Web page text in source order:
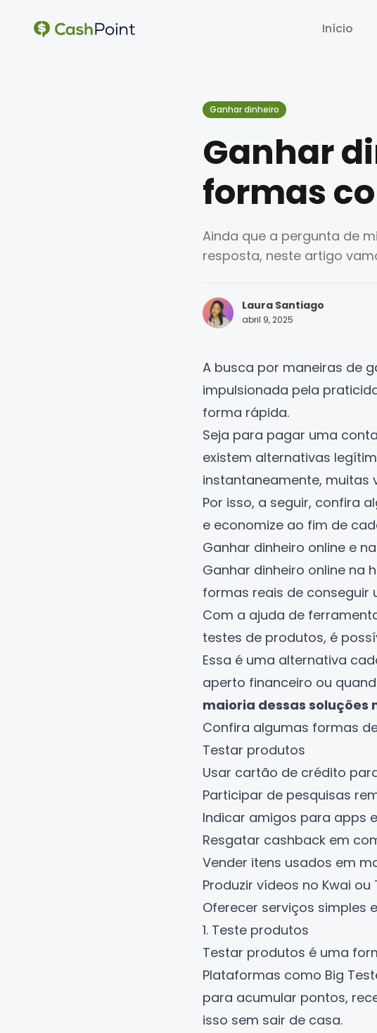
Início
Início
Ganhar dinheiro
Ganhar
formas
Ainda que a pergunta de
resposta, neste artigo
Laura Santiago
abril 9, 2025
A busca por maneiras de
impulsionada pela
forma rápida.
Seja para pagar uma
existem alternativas
instantaneamente, muitas
Por isso, a seguir, confira
e economize ao fim de
Ganhar dinheiro online e
Ganhar dinheiro online na
formas reais de conseguir
Com a ajuda de
testes de produtos, é
Essa é uma alternativa
aperto financeiro ou
maioria dessas soluções
Confira algumas formas
Testar produtos
Usar cartão de crédito
Participar de pesquisas
Indicar amigos para apps
Resgatar cashback em
Vender itens usados em
Produzir vídeos no Kwai
Oferecer serviços simples
1. Teste produtos
Testar produtos é uma
Plataformas como Big
para acumular pontos,
isso sem sair de casa.